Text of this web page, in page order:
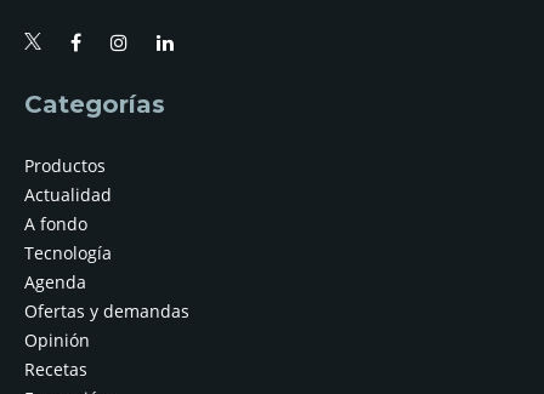
Categorías
Productos
Actualidad
A fondo
Tecnología
Agenda
Ofertas y demandas
Opinión
Recetas